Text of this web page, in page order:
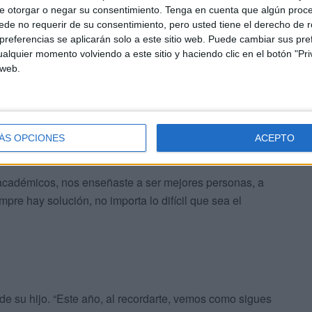
otorgar o negar su consentimiento. Tenga en cuenta que algún
no requerir de su consentimiento, pero usted tiene el derecho de
se aplicarán solo a este sitio web. Puede cambiar sus
momento volviendo a este sitio y haciendo clic en el botón
OPCIONES ACEPTO
carta que han leído, “hoy, en tu cumpleaños,
y gratitud. Queremos aprovechar este momento
tu energía y tu forma de ser tan única siguen
nos enseñaste a ser mejores personas, a
hay solución, no importa lo difícil que sea el
su hijo. “Este año, al recordarte, vemos como sigues